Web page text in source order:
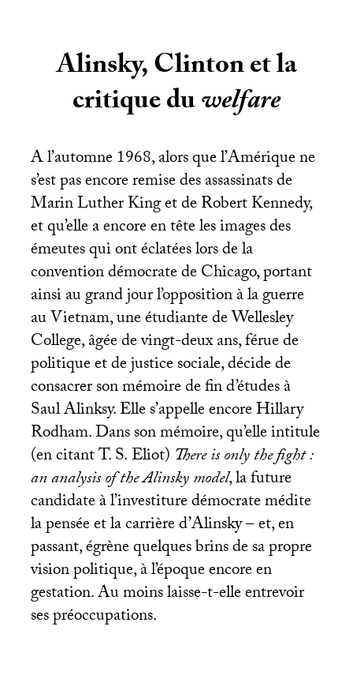
Alinsky, Clinton et la
critique duwelfare
A l’automne 1968, alors que l’Amérique ne
s’est pas encore remise des assassinats de
Marin Luther King et de Robert Kennedy,
et qu’elle a encore en tête les images des
émeutes qui ont éclatées lors de la
convention démocrate de Chicago, portant
ainsi au grand jour l’opposition à la guerre
au Vietnam, une étudiante de Wellesley
College, âgée de vingt-deux ans, férue de
politique et de justice sociale, décide de
consacrer son mémoire de fin d’études à
Saul Alinksy. Elle s’appelle encore Hillary
Rodham. Dans son mémoire, qu’elle intitule
(en citantT. S.Eliot) There is only the fight :
an analysis of the Alinsky model, la future
candidate à l’investiture démocrate médite
la pensée et la carrière d’Alinsky – et, en
passant, égrène quelques brins de sa propre
vision politique, à l’époque encore en
gestation. Au moins laisse-t-elle entrevoir
ses préoccupations.